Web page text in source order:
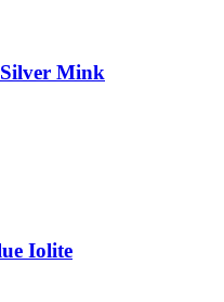
Silver Mink
Iolite